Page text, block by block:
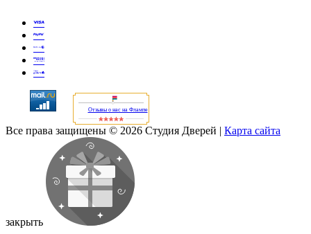
Отзывы о нас на Флампе
Все права защищены © 2026 Студия Дверей | Карта сайта
закрыть